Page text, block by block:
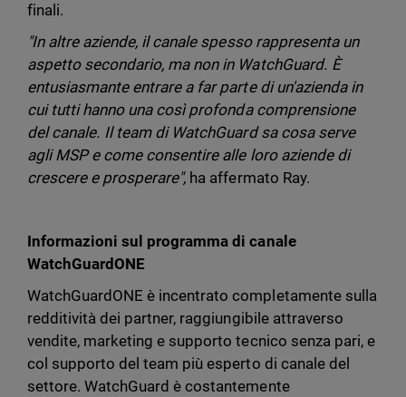
finali.
"In altre aziende, il canale spesso rappresenta un
aspetto secondario, ma non in WatchGuard. È
entusiasmante entrare a far parte di un'azienda in
cui tutti hanno una così profonda comprensione
del canale. Il team di WatchGuard sa cosa serve
agli MSP e come consentire alle loro aziende di
crescere e prosperare", ha affermato Ray.
Informazioni sul programma di canale
WatchGuardONE
WatchGuardONE è incentrato completamente sulla
redditività dei partner, raggiungibile attraverso
vendite, marketing e supporto tecnico senza pari, e
col supporto del team più esperto di canale del
settore. WatchGuard è costantemente